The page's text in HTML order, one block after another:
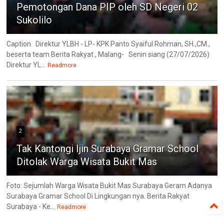
Pemotongan Dana PIP oleh SD Negeri 02
Sukolilo
Caption. Direktur YLBH - LP- KPK Panto Syaiful Rohman, SH.,CM.,
beserta team Berita Rakyat , Malang- Senin siang (27/07/2026)
Direktur YL...
Readmore
2
Tak Kantongi Ijin Surabaya Gramar School
Ditolak Warga Wisata Bukit Mas
Foto: Sejumlah Warga Wisata Bukit Mas Surabaya Geram Adanya
Surabaya Gramar School Di Lingkungan nya. Berita Rakyat
Surabaya - Ke...
Readmore